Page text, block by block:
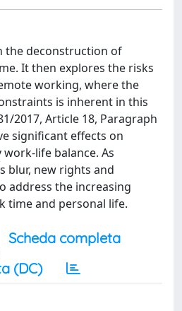
the deconstruction of
It then explores the risks
working, where the
is inherent in this
2017, Article 18, Paragraph
significant effects on
life balance. As
blur, new rights and
address the increasing
time and personal life.
Scheda completa
(DC)